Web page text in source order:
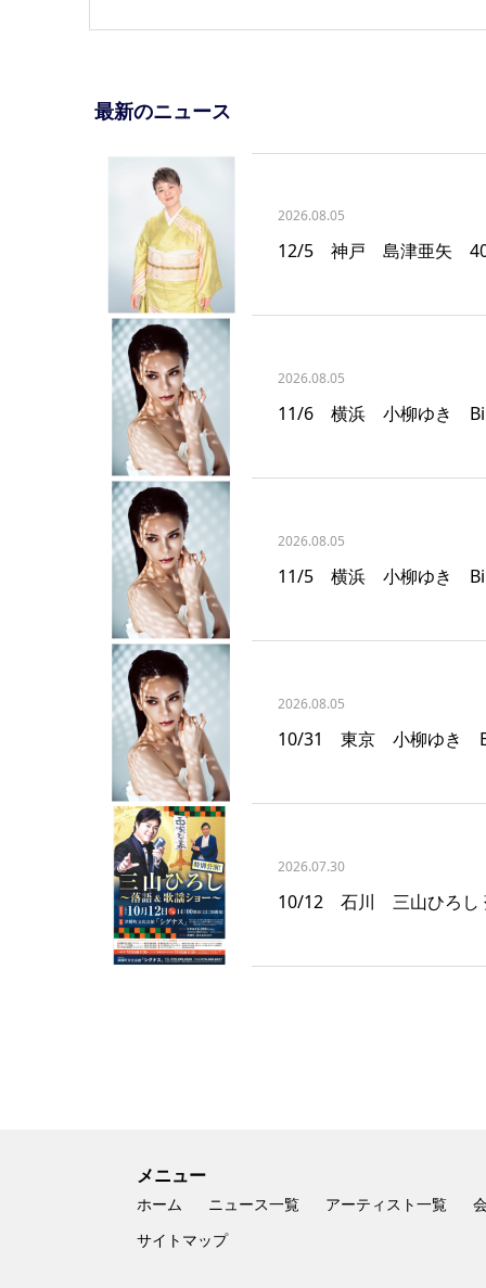
最新のニュース
2026.08.05
12/5 神戸 島津亜矢 40
2026.08.05
11/6 横浜 小柳ゆき
2026.08.05
11/5 横浜 小柳ゆき
2026.08.05
10/31 東京 小柳ゆき
2026.07.30
10/12 石川 三山ひろし
メニュー
ホーム ニュース一覧 アーティスト一覧
サイトマップ